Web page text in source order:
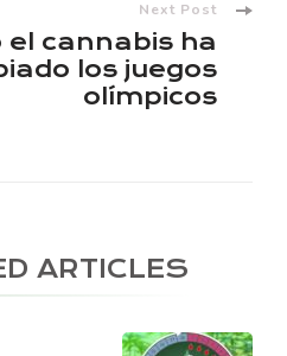
Next Post
el cannabis ha
los juegos
olímpicos
ARTICLES